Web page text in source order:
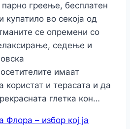
парно греење, бесплатен
купатило во секоја од
се опремени со
седење и
имаат
користат и терасата и да
глетка кон…
Флора – избор кој ја